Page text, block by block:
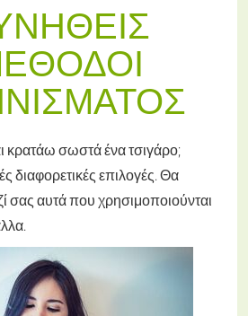
κρατάω σωστά ένα τσιγάρο;
διαφορετικές επιλογές. Θα
σας αυτά που χρησιμοποιούνται